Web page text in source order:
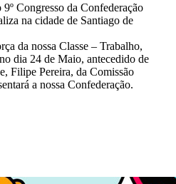
Congresso da Confederação
na cidade de Santiago de
da nossa Classe – Trabalho,
dia 24 de Maio, antecedido de
Filipe Pereira, da Comissão
a nossa Confederação.